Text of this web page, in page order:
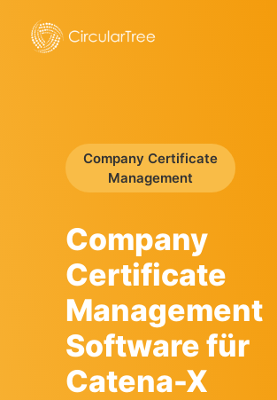
Company Certificate
Management
Company
Certificate
Management
Software für
Catena-X